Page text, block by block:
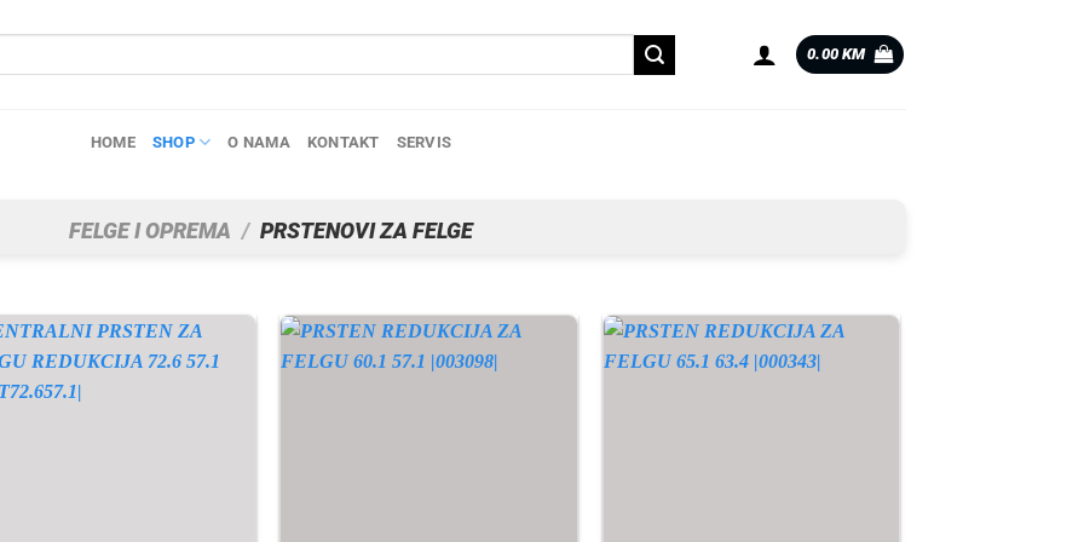
0.00 KM
HOME SHOP O NAMA KONTAKT SERVIS
FELGE I OPREMA / PRSTENOVI ZA FELGE